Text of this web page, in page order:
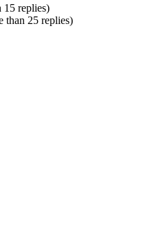
15 replies)
than 25 replies)